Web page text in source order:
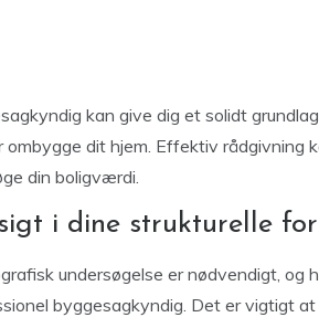
kan give dig et solidt
dit hjem. Effektiv rådgivning
din boligværdi.
i dine strukturelle
undersøgelse er nødvendigt, og
byggesagkyndig. Det er vigtigt at